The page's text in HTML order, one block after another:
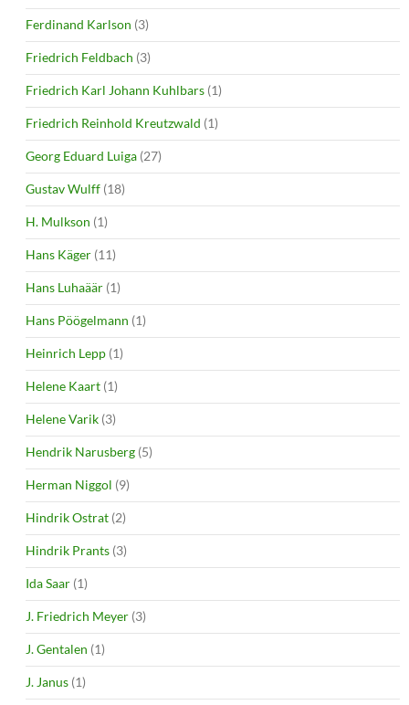
Ferdinand Karlson (3)
Friedrich Feldbach (3)
Friedrich Karl Johann Kuhlbars (1)
Friedrich Reinhold Kreutzwald (1)
Georg Eduard Luiga (27)
Gustav Wulff (18)
H. Mulkson (1)
Hans Käger (11)
Hans Luhaäär (1)
Hans Pöögelmann (1)
Heinrich Lepp (1)
Helene Kaart (1)
Helene Varik (3)
Hendrik Narusberg (5)
Herman Niggol (9)
Hindrik Ostrat (2)
Hindrik Prants (3)
Ida Saar (1)
J. Friedrich Meyer (3)
J. Gentalen (1)
J. Janus (1)